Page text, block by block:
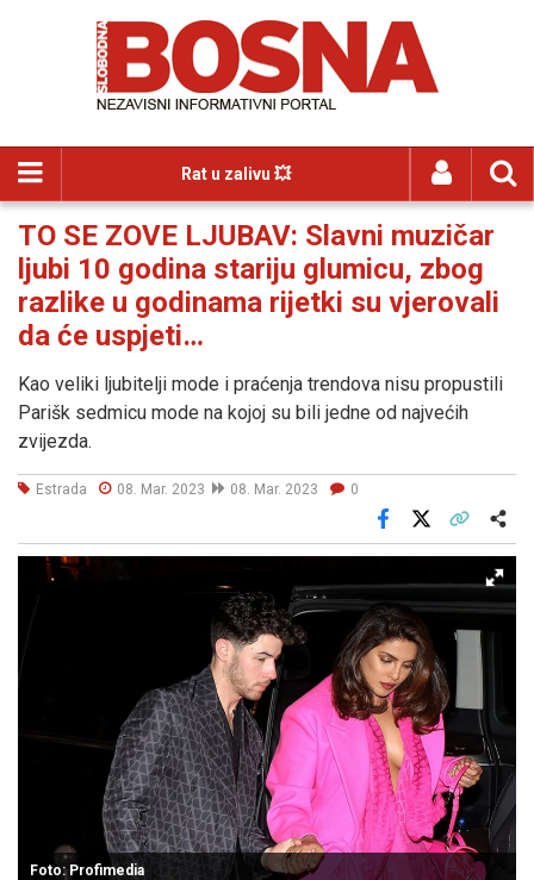
Rat u zalivu 💥
TO SE ZOVE LJUBAV: Slavni muzičar
ljubi 10 godina stariju glumicu, zbog
razlike u godinama rijetki su vjerovali
da će uspjeti…
Kao veliki ljubitelji mode i praćenja trendova nisu propustili
Parišk sedmicu mode na kojoj su bili jedne od najvećih
zvijezda.
Estrada 08. Mar. 2023 08. Mar. 2023 0
Facebook
Foto: Profimedia